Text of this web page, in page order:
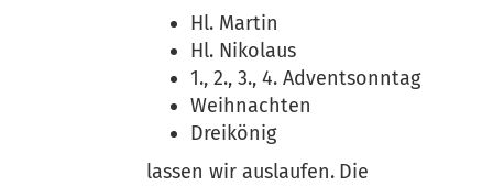
Hl. Martin
Hl. Nikolaus
1., 2., 3., 4. Adventsonntag
Weihnachten
Dreikönig
lassen wir auslaufen. Die